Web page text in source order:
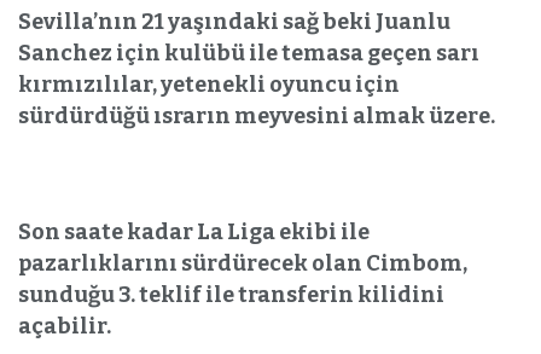
Sevilla’nın 21 yaşındaki sağ beki Juanlu
Sanchez için kulübü ile temasa geçen sarı
kırmızılılar, yetenekli oyuncu için
sürdürdüğü ısrarın meyvesini almak üzere.
Son saate kadar La Liga ekibi ile
pazarlıklarını sürdürecek olan Cimbom,
sunduğu 3. teklif ile transferin kilidini
açabilir.